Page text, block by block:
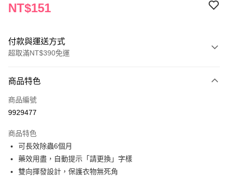
NT$151
付款與運送方式
超取滿NT$390免運
POYA支付
信用卡一次付款
LINE Pay
Apple Pay
商品特色
商品編號
9929477
商品特色
可長效除蟲6個月
藥效用盡，自動提示「請更換」字樣
雙向揮發設計，保護衣物無死角